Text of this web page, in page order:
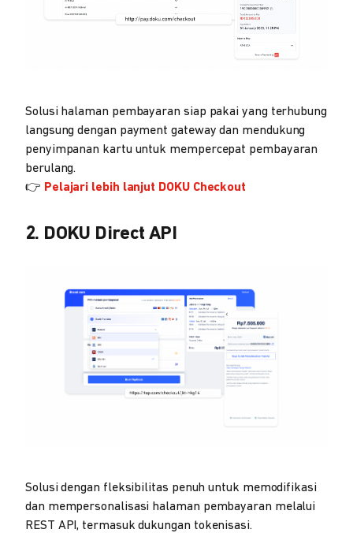
Solusi halaman pembayaran siap pakai yang terhubung
langsung dengan payment gateway dan mendukung
penyimpanan kartu untuk mempercepat pembayaran
berulang.
👉 Pelajari lebih lanjut DOKU Checkout
2. DOKU Direct API
Solusi dengan fleksibilitas penuh untuk memodifikasi
dan mempersonalisasi halaman pembayaran melalui
REST API, termasuk dukungan tokenisasi.